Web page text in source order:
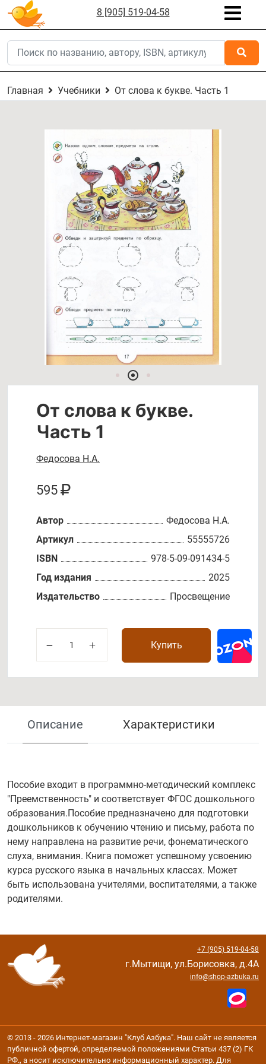
8 [905] 519-04-58
Главная Учебники От слова к букве. Часть 1
От слова к букве.
Часть 1
Федосова Н.А.
595
Автор
Федосова Н.А.
Артикул
55555726
ISBN
978-5-09-091434-5
Год издания
2025
Издательство
Просвещение
Купить
Описание Характеристики
Пособие входит в программно-методический комплекс
"Преемственность" и соответствует ФГОС дошкольного
образования.Пособие предназначено для подготовки
дошкольников к обучению чтению и письму, работа по
нему направлена на развитие речи, фонематического
слуха, внимания. Книга поможет успешному усвоению
курса русского языка в начальных классах. Может
быть использована учителями, воспитателями, а также
родителями.
+7 (905) 519-04-58
г.Мытищи, ул.Борисовка, д.4А
info@shop-azbuka.ru
© 2013 - 2026 Интернет-магазин "Клуб Азбука". Наш сайт не является
публичной офертой, определяемой положениями Статьи 437 (2) ГК
РФ., а носит исключительно информационный характер. Для